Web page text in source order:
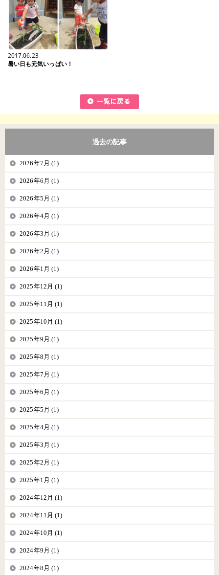
2017.06.23
暑い日も元気いっぱい！
過去の記事
2026年7月 (1)
2026年6月 (1)
2026年5月 (1)
2026年4月 (1)
2026年3月 (1)
2026年2月 (1)
2026年1月 (1)
2025年12月 (1)
2025年11月 (1)
2025年10月 (1)
2025年9月 (1)
2025年8月 (1)
2025年7月 (1)
2025年6月 (1)
2025年5月 (1)
2025年4月 (1)
2025年3月 (1)
2025年2月 (1)
2025年1月 (1)
2024年12月 (1)
2024年11月 (1)
2024年10月 (1)
2024年9月 (1)
2024年8月 (1)